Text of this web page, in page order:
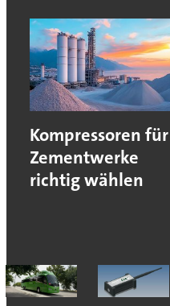
Kompressoren für
Zementwerke
richtig wählen